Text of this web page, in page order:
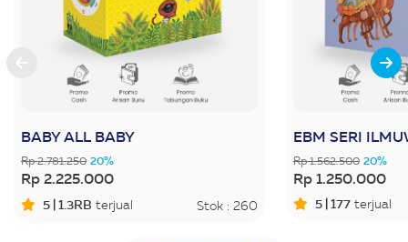
BABY ALL BABY
Rp 2.781.250 20%
Rp 2.225.000
5 | 1.3RB terjual Stok : 260
Rp 1.562.500 20%
Rp 1.250.000
5 | 177terjual